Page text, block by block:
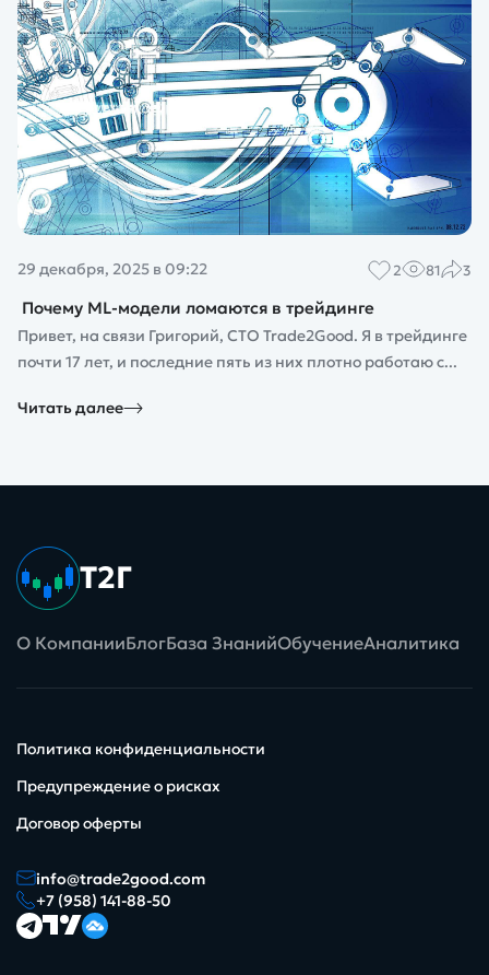
29 декабря, 2025 в 09:22 2 81 3
Почему ML-модели ломаются в трейдинге
Привет, на связи Григорий, CTO Trade2Good. Я в трейдинге
почти 17 лет, и последние пять из них плотно работаю с...
Читать далее
Т2Г
О КомпанииБлогБаза ЗнанийОбучениеАналитика
Политика конфиденциальности
Предупреждение о рисках
Договор оферты
info@trade2good.com
+7 (958) 141-88-50